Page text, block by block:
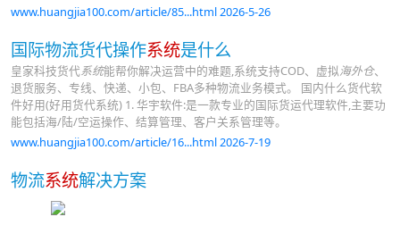
www.huangjia100.com/article/85...html 2026-5-26
国际物流货代操作系统是什么
皇家科技货代系统能帮你解决运营中的难题,系统支持COD、虚拟海外仓、
退货服务、专线、快递、小包、FBA多种物流业务模式。 国内什么货代软
件好用(好用货代系统) 1. 华宇软件:是一款专业的国际货运代理软件,主要功
能包括海/陆/空运操作、结算管理、客户关系管理等。
www.huangjia100.com/article/16...html 2026-7-19
物流系统解决方案